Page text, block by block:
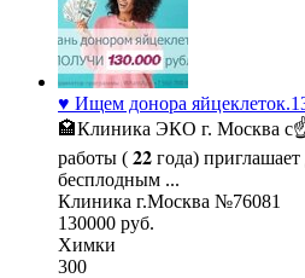
♥️ Ищем донора
🏩Клиника ЭКО г. Москва
работы ( 𝟐𝟐 года)
бесплодным ...
Клиника г.Москва №76081
130000 руб.
Химки
300